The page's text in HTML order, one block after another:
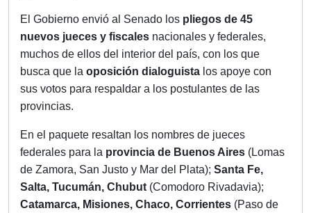
El Gobierno envió al Senado los pliegos de 45
nuevos jueces y fiscales nacionales y federales,
muchos de ellos del interior del país, con los que
busca que la oposición dialoguista los apoye con
sus votos para respaldar a los postulantes de las
provincias.
En el paquete resaltan los nombres de jueces
federales para la provincia de Buenos Aires (Lomas
de Zamora, San Justo y Mar del Plata); Santa Fe,
Salta, Tucumán, Chubut (Comodoro Rivadavia);
Catamarca, Misiones, Chaco, Corrientes (Paso de